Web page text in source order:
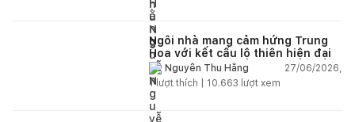
Ngôi nhà mang cảm hứng Trung
Hoa với kết cấu lộ thiên hiện đại
Nguyễn Thu Hằng
27/06/2026,
1lượt thích | 10.663 lượt xem